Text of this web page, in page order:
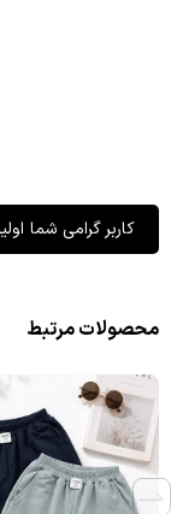
کاربر گرامی شما
محصولات مرتبط